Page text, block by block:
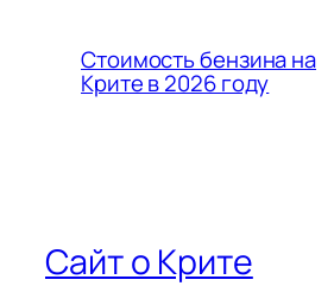
Стоимость бензина на
Крите в 2026 году
Сайт о Крите